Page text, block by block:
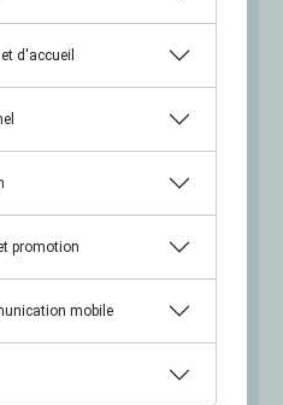
d'accueil
promotion
mobile